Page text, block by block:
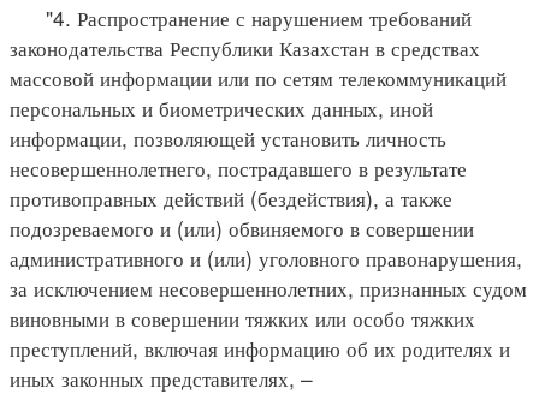
"4. Распространение с нарушением требований
законодательства Республики Казахстан в средствах
массовой информации или по сетям телекоммуникаций
персональных и биометрических данных, иной
информации, позволяющей установить личность
несовершеннолетнего, пострадавшего в результате
противоправных действий (бездействия), а также
подозреваемого и (или) обвиняемого в совершении
административного и (или) уголовного правонарушения,
за исключением несовершеннолетних, признанных судом
виновными в совершении тяжких или особо тяжких
преступлений, включая информацию об их родителях и
иных законных представителях, –